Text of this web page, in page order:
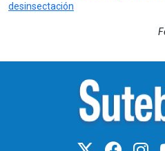
desinsectación